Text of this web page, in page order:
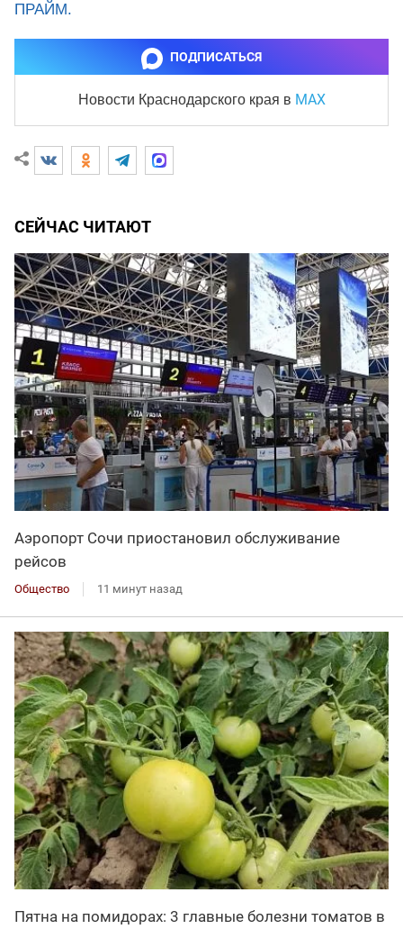
ПРАЙМ.
ПОДПИСАТЬСЯ
Новости Краснодарского края в MAX
СЕЙЧАС ЧИТАЮТ
Аэропорт Сочи приостановил обслуживание
рейсов
Общество 11 минут назад
Пятна на помидорах: 3 главные болезни томатов в